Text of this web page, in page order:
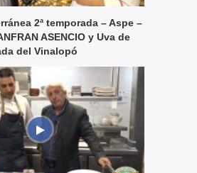
2ª temporada – Aspe –
ASENCIO y Uva de
del Vinalopó